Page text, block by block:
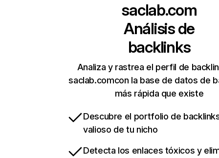
saclab.com
Análisis de
backlinks
Analiza y rastrea el perfil de
saclab.comcon la base de datos de
más rápida que existe
Descubre el portfolio de
valioso de tu nicho
Detecta los enlaces tóxicos y